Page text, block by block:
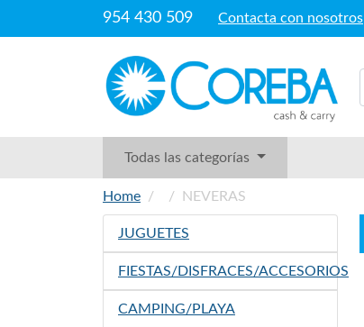
954 430 509 Contacta con nosotros
Todas las categorías
Home NEVERAS
JUGUETES
FIESTAS/DISFRACES/ACCESORIOS
CAMPING/PLAYA